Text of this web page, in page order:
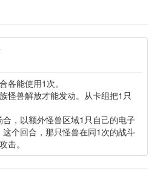
能使用1次。
怪兽解放才能发动。从卡组把1只
，以额外怪兽区域1只自己的电子
个回合，那只怪兽在同1次的战斗
击。